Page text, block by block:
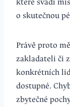
o skutečnou
Právě proto
zakladateli či
konkrétních
dostupné.
zbytečné